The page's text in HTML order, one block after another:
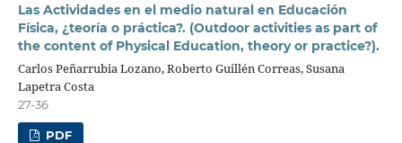
Las Actividades en el medio natural en Educación
Física, ¿teoría o práctica?. (Outdoor activities as part of
the content of Physical Education, theory or practice?).
Carlos Peñarrubia Lozano, Roberto Guillén Correas, Susana
Lapetra Costa
27-36
PDF